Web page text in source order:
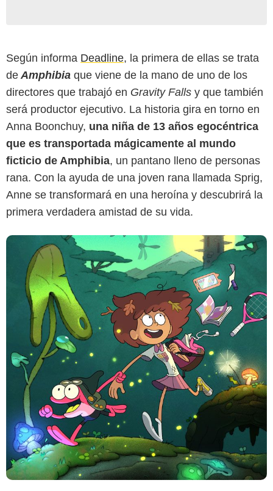
Según informa Deadline, la primera de ellas se trata
deAmphibia que viene de la mano de uno de los
directores que trabajó en Gravity Falls y que también
será productor ejecutivo. La historia gira en torno en
Anna Boonchuy, una niña de 13 años egocéntrica
que es transportada mágicamente al mundo
ficticio de Amphibia, un pantano lleno de personas
rana. Con la ayuda de una joven rana llamada Sprig,
Anne se transformará en una heroína y descubrirá la
primera verdadera amistad de su vida.
Disney Channel